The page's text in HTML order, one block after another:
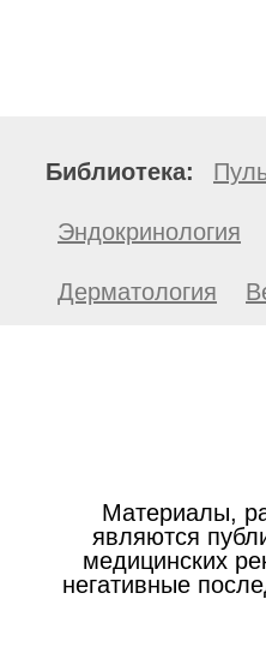
Библиотека:
Эндокринология
Дерматология
Материалы,
являются
медицинских
негативные